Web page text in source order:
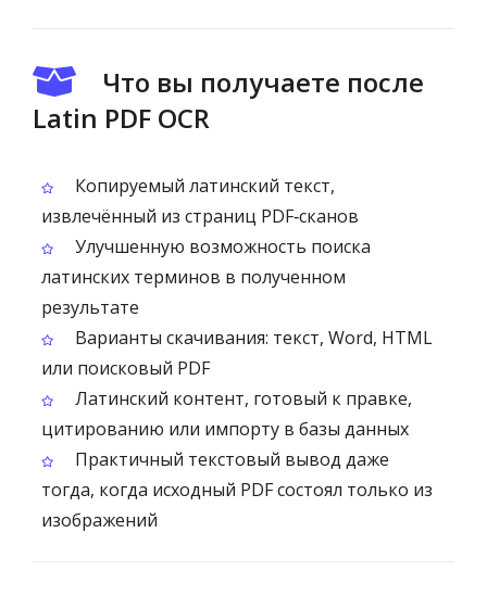
Что вы получаете после
Latin PDF OCR
Копируемый латинский текст,
извлечённый из страниц PDF‑сканов
Улучшенную возможность поиска
латинских терминов в полученном
результате
Варианты скачивания: текст, Word, HTML
или поисковый PDF
Латинский контент, готовый к правке,
цитированию или импорту в базы данных
Практичный текстовый вывод даже
тогда, когда исходный PDF состоял только из
изображений